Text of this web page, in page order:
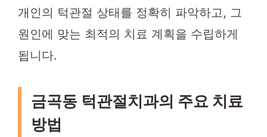
개인의 턱관절 상태를 정확히 파악하고, 그
원인에 맞는 최적의 치료 계획을 수립하게
됩니다.
금곡동 턱관절치과의 주요 치료
방법